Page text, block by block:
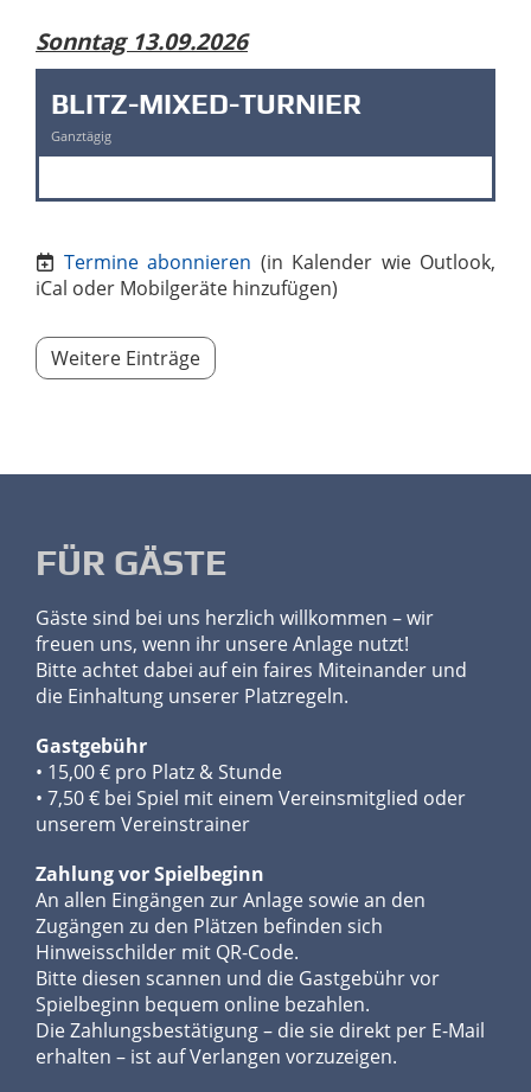
Sonntag 13.09.2026
BLITZ-MIXED-TURNIER
Ganztägig
Termine abonnieren (in Kalender wie Outlook,
iCal oder Mobilgeräte hinzufügen)
Weitere Einträge
FÜR GÄSTE
Gäste sind bei uns herzlich willkommen – wir
freuen uns, wenn ihr unsere Anlage nutzt!
Bitte achtet dabei auf ein faires Miteinander und
die Einhaltung unserer Platzregeln.
Gastgebühr
• 15,00 € pro Platz & Stunde
• 7,50 € bei Spiel mit einem Vereinsmitglied oder
unserem Vereinstrainer
Zahlung vor Spielbeginn
An allen Eingängen zur Anlage sowie an den
Zugängen zu den Plätzen befinden sich
Hinweisschilder mit QR-Code.
Bitte diesen scannen und die Gastgebühr vor
Spielbeginn bequem online bezahlen.
Die Zahlungsbestätigung – die sie direkt per E-Mail
erhalten – ist auf Verlangen vorzuzeigen.